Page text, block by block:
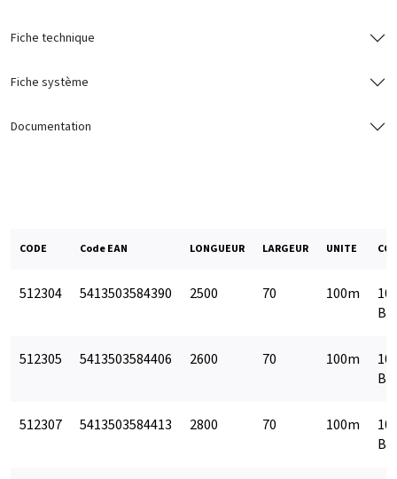
Fiche technique
Fiche système
Documentation
CODE Code EAN LONGUEUR LARGEUR UNITE
512304 5413503584390 2500 70 100m
10
512305 5413503584406 2600 70 100m
10
512307 5413503584413 2800 70 100m
10